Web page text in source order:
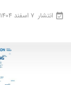
انتشار 7 اسفند 1404